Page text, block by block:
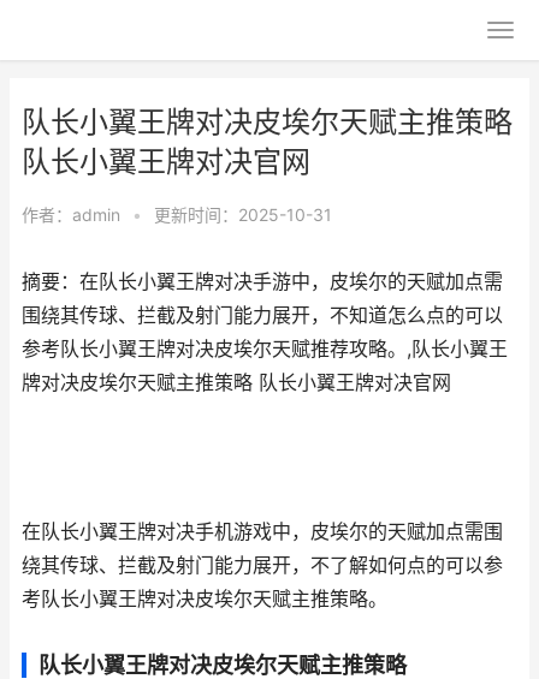
队长小翼王牌对决皮埃尔天赋主推策略
队长小翼王牌对决官网
作者： admin • 更新时间：2025-10-31
摘要：在队长小翼王牌对决手游中，皮埃尔的天赋加点需
围绕其传球、拦截及射门能力展开，不知道怎么点的可以
参考队长小翼王牌对决皮埃尔天赋推荐攻略。,队长小翼王
牌对决皮埃尔天赋主推策略 队长小翼王牌对决官网
在队长小翼王牌对决手机游戏中，皮埃尔的天赋加点需围
绕其传球、拦截及射门能力展开，不了解如何点的可以参
考队长小翼王牌对决皮埃尔天赋主推策略。
队长小翼王牌对决皮埃尔天赋主推策略